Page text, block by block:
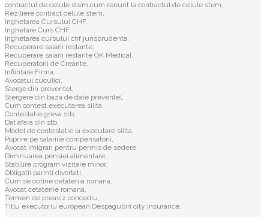
contractul de celule stem,cum renunt la contractul de celule stem,
Reziliere contract celule stem,
Inghetarea Cursului CHF,
Inghetare Curs CHF,
Inghetarea cursului chf jurisprudenta,
Recuperare salarii restante,
Recuperare salarii restante OK Medical,
Recuperatorii de Creante,
Infiintare Firma,
Avocatul cuculici,
Sterge din preventel,
Stergere din baza de date preventel,
Cum contest executarea silita,
Contestatie greva stb,
Dat afara din stb,
Model de contestatie la executare silita,
Poprire pe salariile compensatorii,
Avocat imigrari pentru permis de sedere,
Diminuarea pensiei alimentare,
Stabilire program vizitare minor,
Obligatii parinti divortati,
Cum se obtine cetatenia romana,
Avocat cetatenie romana,
Termen de preaviz concediu,
Titlu executoriu european,Despagubiri city insurance,